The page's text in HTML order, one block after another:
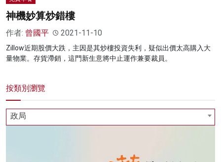
神機妙算炒錯樓
作者: 曾國平 2021-11-10
Zillow近期股價大跌，主因是其炒樓投資失利，疑似出價太高購入大
量物業。存貨滯銷，這門新生意將中止運作兼要裁員。
按類別瀏覽
政局